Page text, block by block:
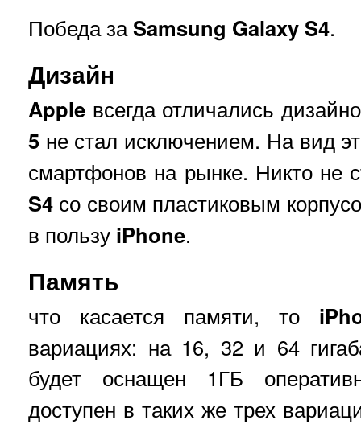
Победа заSamsung Galaxy S4.
Дизайн
Apple всегда отличались
5 не стал исключением. На вид
смартфонов на рынке. Никто не
S4 со своим пластиковым
в пользу iPhone.
Память
что касается памяти, то
вариациях: на 16, 32 и 64
будет оснащен 1ГБ
доступен в таких же трех